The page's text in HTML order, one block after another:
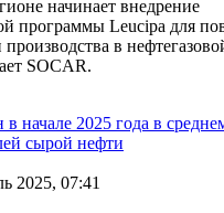
начинает внедрение
программы Leucipa для
в
SOCAR.
2025, 07:41